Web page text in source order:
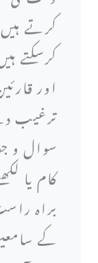
کرتے
کرسکتے
اور
ترغیب
سوال و
کام یا
براہ
کے